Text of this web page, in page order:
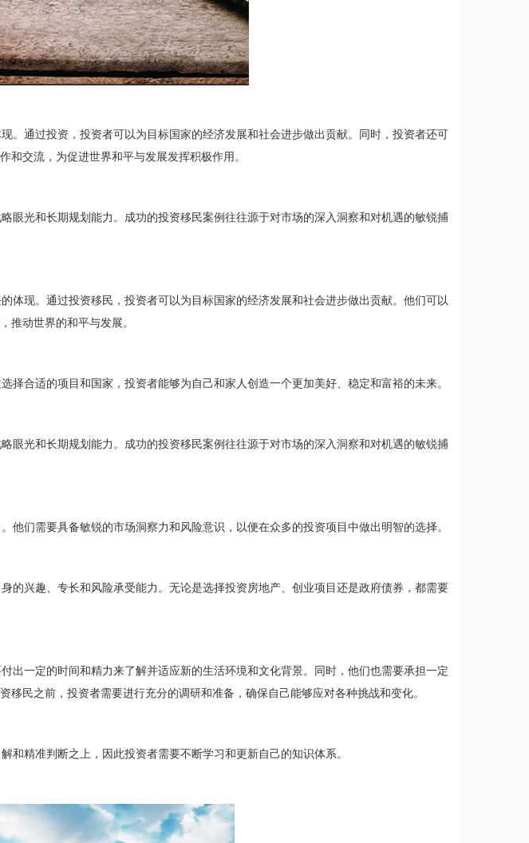
。通过投资，投资者可以为目标国家的经济发展和社会进步做出贡献。同时，投资者还可
和交流，为促进世界和平与发展发挥积极作用。
眼光和长期规划能力。成功的投资移民案例往往源于对市场的深入洞察和对机遇的敏锐捕
体现。通过投资移民，投资者可以为目标国家的经济发展和社会进步做出贡献。他们可以
推动世界的和平与发展。
合适的项目和国家，投资者能够为自己和家人创造一个更加美好、稳定和富裕的未来。
眼光和长期规划能力。成功的投资移民案例往往源于对市场的深入洞察和对机遇的敏锐捕
们需要具备敏锐的市场洞察力和风险意识，以便在众多的投资项目中做出明智的选择。
的兴趣、专长和风险承受能力。无论是选择投资房地产、创业项目还是政府债券，都需要
出一定的时间和精力来了解并适应新的生活环境和文化背景。同时，他们也需要承担一定
移民之前，投资者需要进行充分的调研和准备，确保自己能够应对各种挑战和变化。
精准判断之上，因此投资者需要不断学习和更新自己的知识体系。